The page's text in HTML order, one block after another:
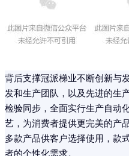
背后支撑冠派梯业不断创新与
发和生产团队，以及先进的生
检验同步，全面实行生产自动
艺，为消费者提供更完美的产
多款产品供客户选择使用，款
者的个性化需求。